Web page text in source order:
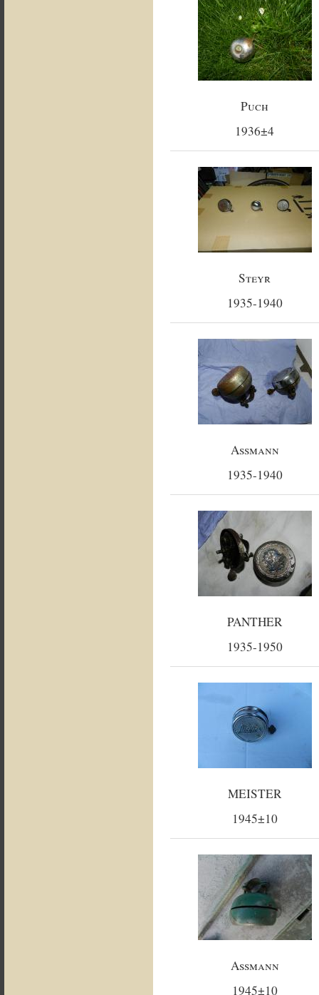
Puch
1936±4
Steyr
1935-1940
Assmann
1935-1940
PANTHER
1935-1950
MEISTER
1945±10
Assmann
1945±10